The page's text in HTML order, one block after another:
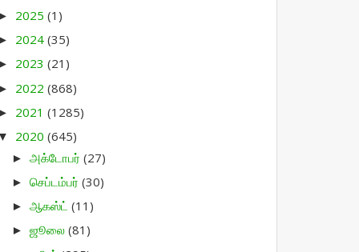
► 2025(1)
► 2024(35)
► 2023(21)
► 2022(868)
► 2021(1285)
▼ 2020(645)
►அக்டோபர்(27)
►செப்டம்பர்(30)
►ஆகஸ்ட்(11)
►ஜூலை(81)